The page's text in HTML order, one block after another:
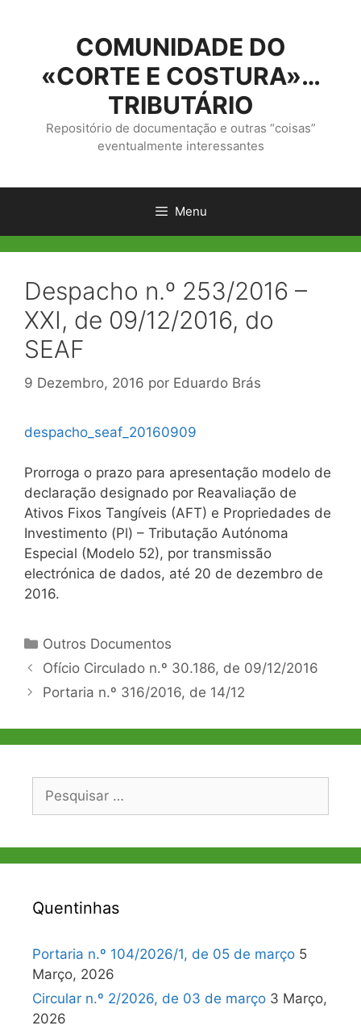
conteúdo
COMUNIDADE DO
«CORTE E COSTURA»…
TRIBUTÁRIO
Repositório de documentação e outras “coisas”
eventualmente interessantes
Menu
Despacho n.º 253/2016 –
XXI, de 09/12/2016, do
SEAF
9 Dezembro, 2016 por Eduardo Brás
despacho_seaf_20160909
Prorroga o prazo para apresentação modelo de
declaração designado por Reavaliação de
Ativos Fixos Tangíveis (AFT) e Propriedades de
Investimento (Pl) – Tributação Autónoma
Especial (Modelo 52), por transmissão
electrónica de dados, até 20 de dezembro de
2016.
Categorias
Outros Documentos
Navegação
de
Ofício Circulado n.º 30.186, de 09/12/2016
Portaria n.º 316/2016, de 14/12
Pesquisar
Quentinhas
Portaria n.º 104/2026/1, de 05 de março 5
Março, 2026
Circular n.º 2/2026, de 03 de março 3 Março,
2026